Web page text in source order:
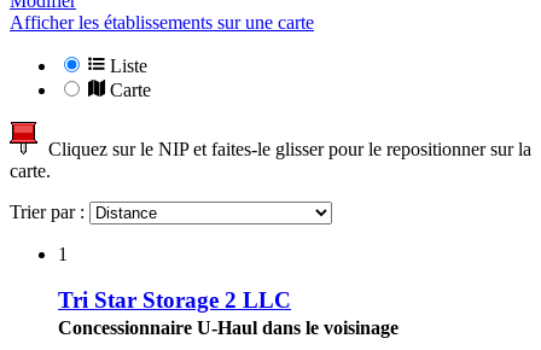
Afficher les établissements sur une carte
Liste
Carte
Cliquez sur le NIP et faites-le glisser pour le repositionner sur la
carte.
Trier par :
1
Tri Star Storage 2 LLC
Concessionnaire U-Haul dans le voisinage